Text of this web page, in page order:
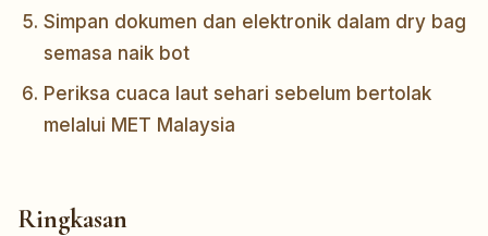
Simpan dokumen dan elektronik dalam dry bag
semasa naik bot
Periksa cuaca laut sehari sebelum bertolak
melalui MET Malaysia
Ringkasan